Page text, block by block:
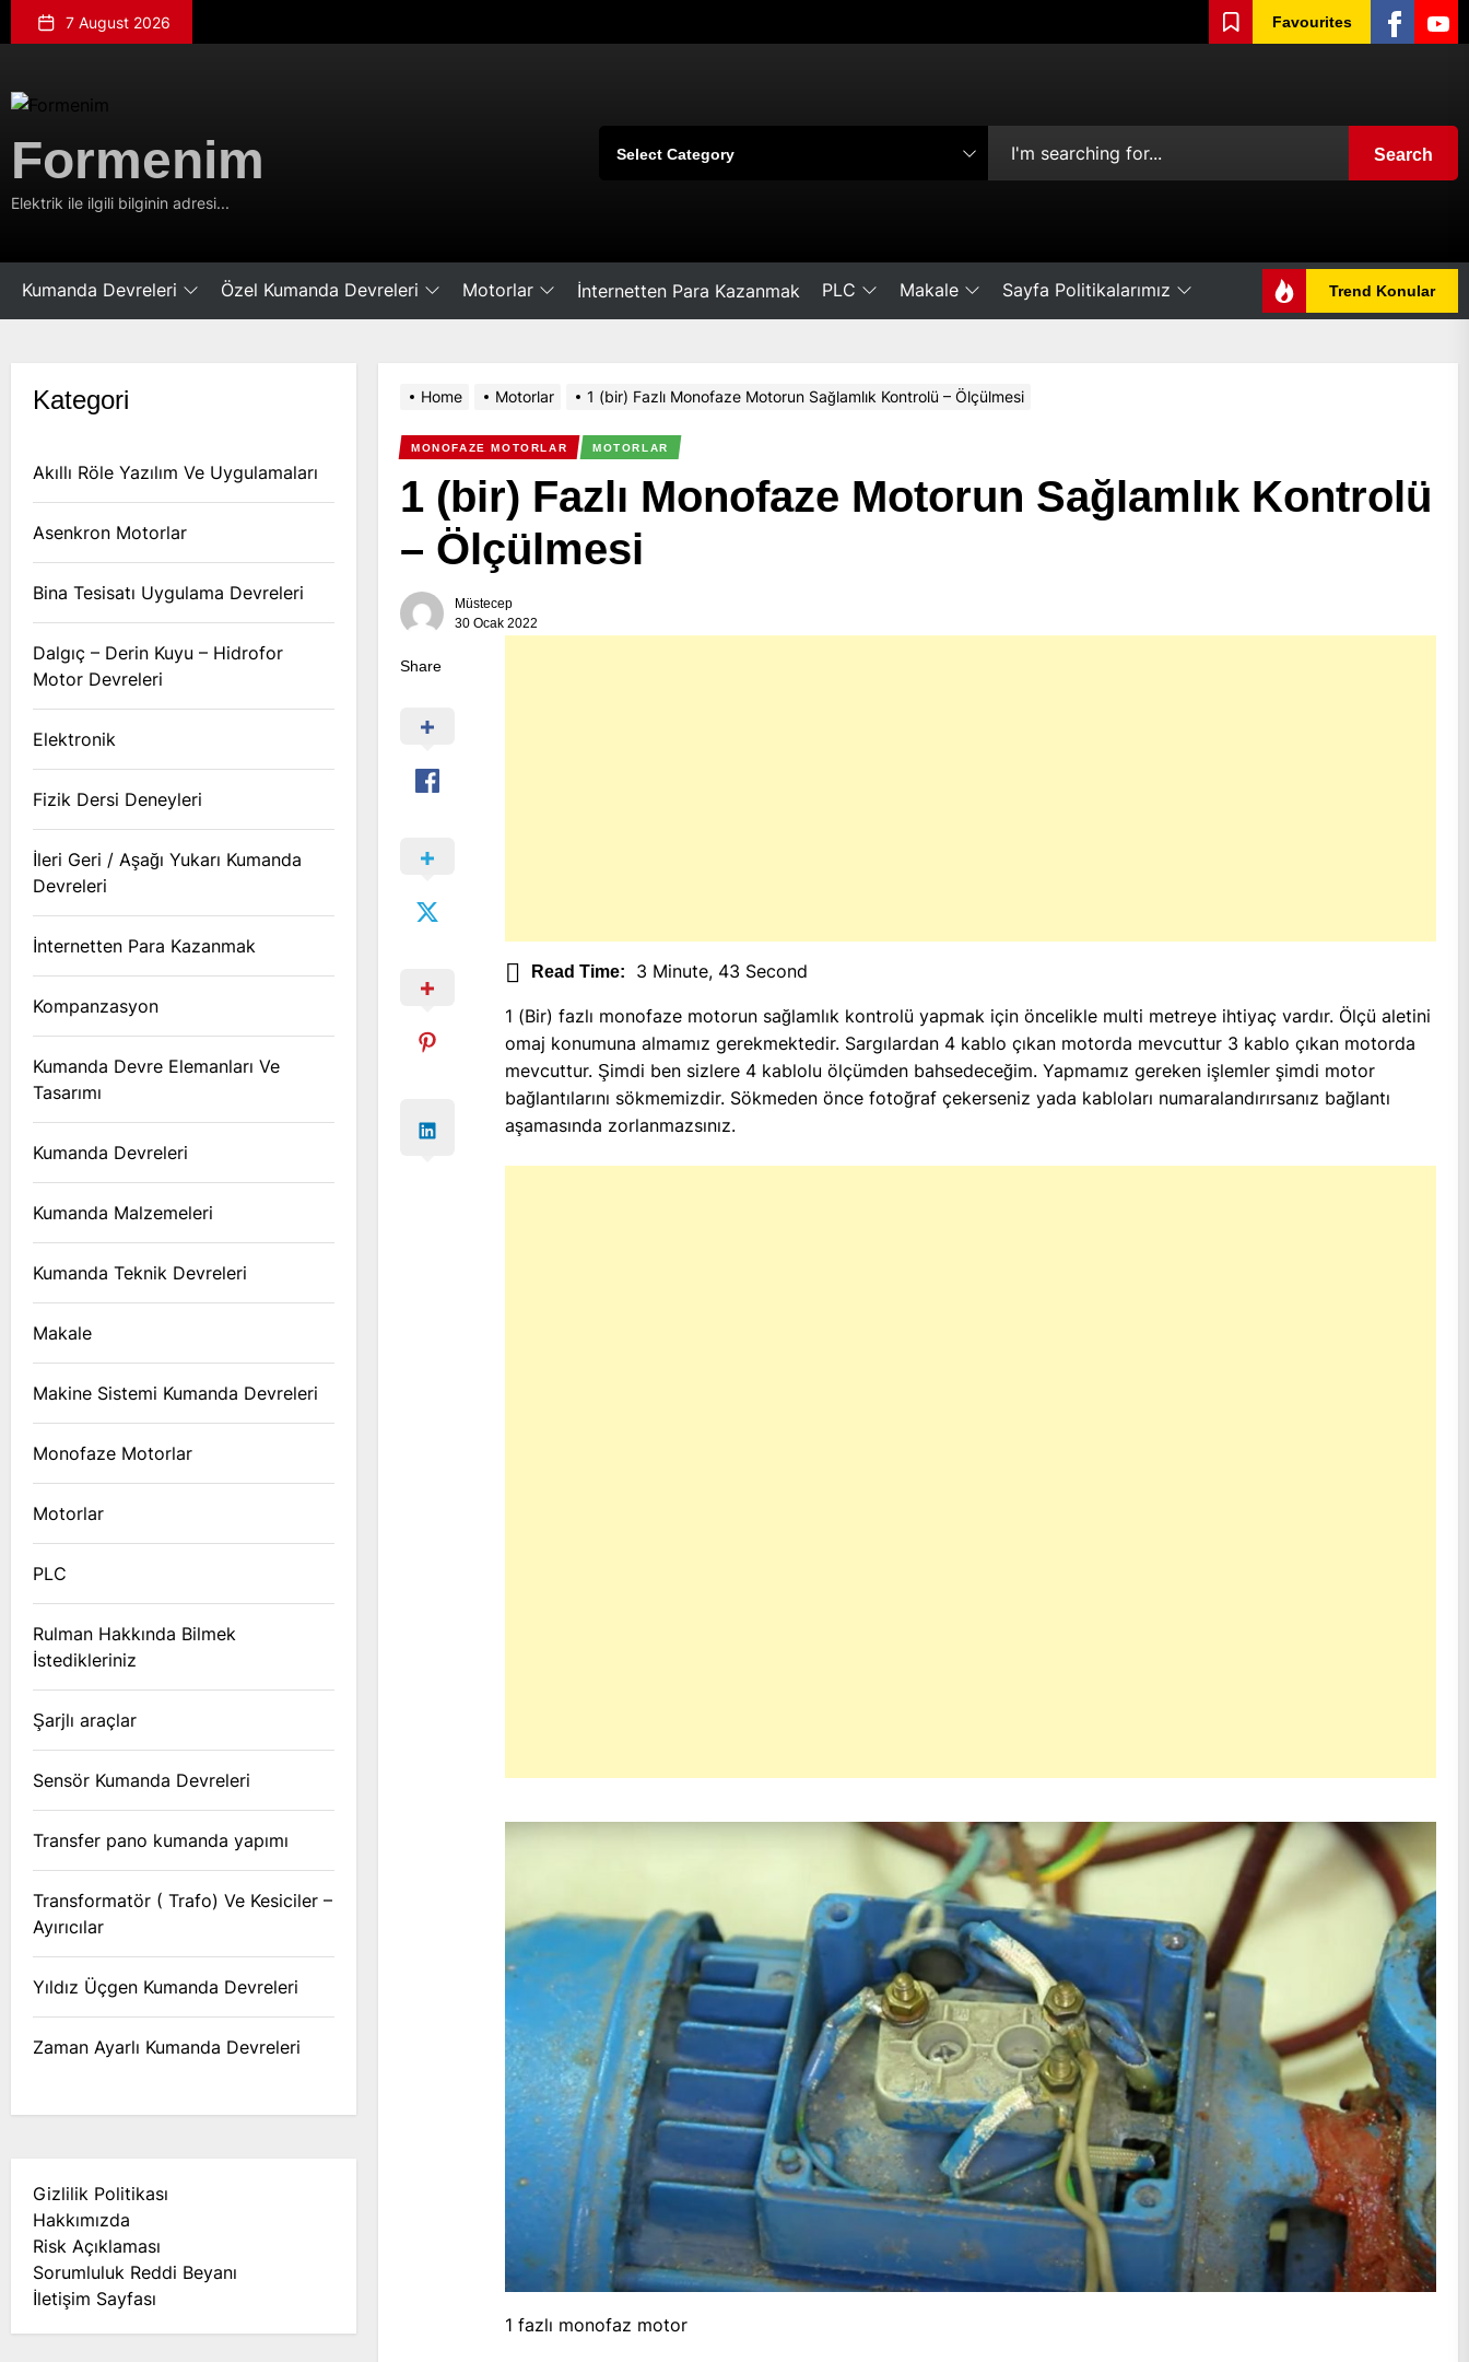
to
content
7 August 2026 Favourites Facebook
Formenim
Elektrik ile ilgili bilginin adresi...
Search
Kumanda Devreleri Özel Kumanda Devreleri Motorlar İnternetten Para Kazanmak PLC Makale Sayfa Politikalarımız Trend Konular
Home Motorlar 1 (bir) Fazlı Monofaze Motorun Sağlamlık Kontrolü – Ölçülmesi
MONOFAZE MOTORLAR MOTORLAR
1 (bir) Fazlı Monofaze Motorun Sağlamlık Kontrolü
– Ölçülmesi
Müstecep
30 Ocak 2022
Share
Read Time: 3 Minute, 43 Second
1 (Bir) fazlı monofaze motorun sağlamlık kontrolü yapmak için öncelikle multi metreye ihtiyaç vardır. Ölçü aletini
omaj konumuna almamız gerekmektedir. Sargılardan 4 kablo çıkan motorda mevcuttur 3 kablo çıkan motorda
mevcuttur. Şimdi ben sizlere 4 kablolu ölçümden bahsedeceğim. Yapmamız gereken işlemler şimdi motor
bağlantılarını sökmemizdir. Sökmeden önce fotoğraf çekerseniz yada kabloları numaralandırırsanız bağlantı
aşamasında zorlanmazsınız.
1 fazlı monofaz motor
Kategori
Akıllı Röle Yazılım Ve Uygulamaları
Asenkron Motorlar
Bina Tesisatı Uygulama Devreleri
Dalgıç – Derin Kuyu – Hidrofor
Motor Devreleri
Elektronik
Fizik Dersi Deneyleri
İleri Geri / Aşağı Yukarı Kumanda
Devreleri
İnternetten Para Kazanmak
Kompanzasyon
Kumanda Devre Elemanları Ve
Tasarımı
Kumanda Devreleri
Kumanda Malzemeleri
Kumanda Teknik Devreleri
Makale
Makine Sistemi Kumanda Devreleri
Monofaze Motorlar
Motorlar
PLC
Rulman Hakkında Bilmek
İstedikleriniz
Şarjlı araçlar
Sensör Kumanda Devreleri
Transfer pano kumanda yapımı
Transformatör ( Trafo) Ve Kesiciler –
Ayırıcılar
Yıldız Üçgen Kumanda Devreleri
Zaman Ayarlı Kumanda Devreleri
Gizlilik Politikası
Hakkımızda
Risk Açıklaması
Sorumluluk Reddi Beyanı
İletişim Sayfası